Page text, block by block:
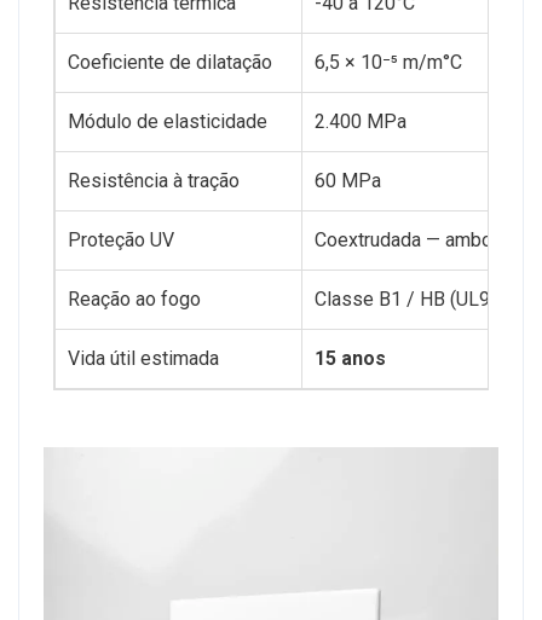
Coeficiente de dilatação 6,5 × 10⁻⁵ m/m°C
Módulo de elasticidade 2.400 MPa
Resistência à tração 60 MPa
Proteção UV Coextrudada — ambos os
Reação ao fogo Classe B1 / HB (UL94)
Vida útil estimada 15 anos